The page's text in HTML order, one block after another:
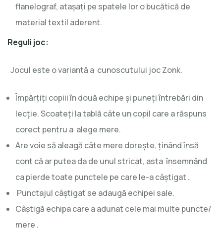
flanelograf, ataşaţi pe spatele lor o bucătică de
material textil aderent.
Reguli joc:
Jocul este o variantă a cunoscutului joc Zonk.
Împărţiţi copiii în două echipe şi puneţi întrebări din
lecţie. Scoateţi la tablă câte un copil care a răspuns
corect pentru a alege mere.
Are voie să aleagă câte mere doreşte, ţinând însă
cont că ar putea da de unul stricat, asta însemnând
ca pierde toate punctele pe care le-a câştigat .
Punctajul câştigat se adaugă echipei sale.
Câştigă echipa care a adunat cele mai multe puncte/
mere .